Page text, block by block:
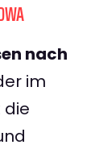
nach
im
die